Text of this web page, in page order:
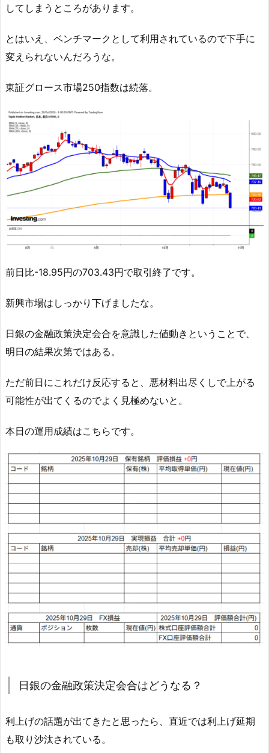
してしまうところがあります。
とはいえ、ベンチマークとして利用されているので下手に
変えられないんだろうな。
東証グロース市場250指数は続落。
前日比-18.95円の703.43円で取引終了です。
新興市場はしっかり下げましたな。
日銀の金融政策決定会合を意識した値動きということで、
明日の結果次第ではある。
ただ前日にこれだけ反応すると、悪材料出尽くしで上がる
可能性が出てくるのでよく見極めないと。
本日の運用成績はこちらです。
日銀の金融政策決定会合はどうなる？
利上げの話題が出てきたと思ったら、直近では利上げ延期
も取り沙汰されている。